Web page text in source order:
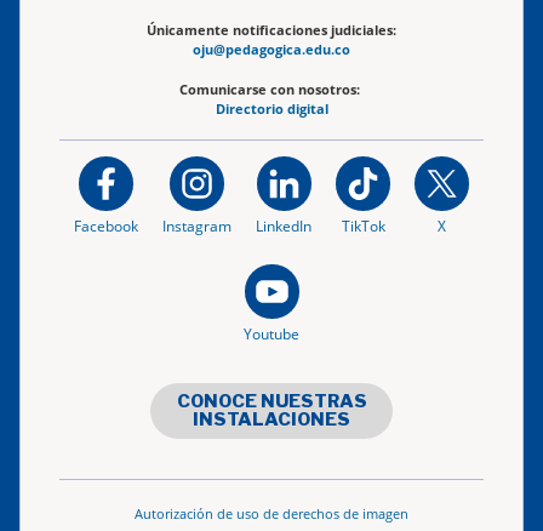
Únicamente notificaciones judiciales:
oju@pedagogica.edu.co
Comunicarse con nosotros:
Directorio digital
Facebook Instagram LinkedIn TikTok X
Youtube
CONOCE NUESTRAS
INSTALACIONES
Autorización de uso de derechos de imagen